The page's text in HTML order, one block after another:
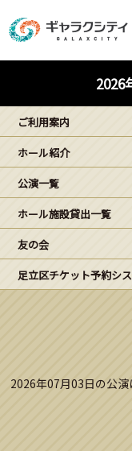
施設案内
ギャラクシティとは
こどもみーてぃんぐ
Gがくえん
ブランドからのお知らせ
2026
ご利用案内
ホール紹介
公演一覧
ホール施設貸出一覧
友の会
足立区チケット予約シ
2026年07月03日の公演